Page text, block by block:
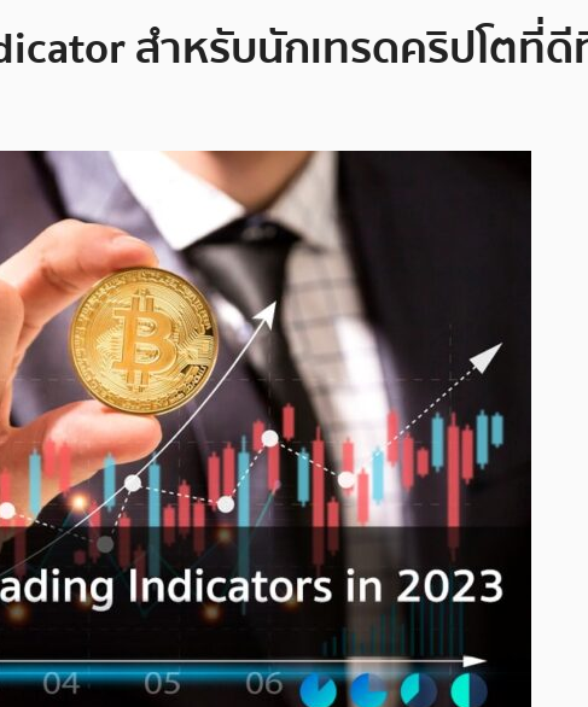
สำหรับนักเทรดคริปโตที่